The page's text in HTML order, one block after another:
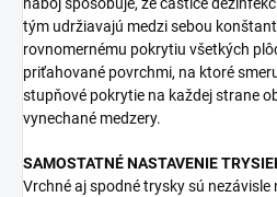
náboj spôsobuje, že častice
tým udržiavajú medzi sebou
rovnomernému pokrytiu všetkých
priťahované povrchmi, na ktoré
stupňové pokrytie na každej strane
vynechané medzery.
SAMOSTATNÉ NASTAVENIE
Vrchné aj spodné trysky sú